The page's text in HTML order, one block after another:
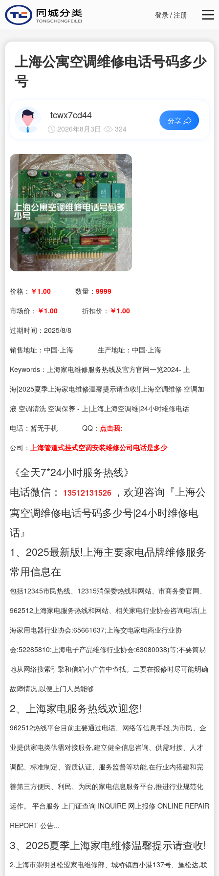
登录/注册
上海公寓空调维修电话号码多少
号
tcwx7cd44
2026年8月3日 324
分享
价格： ￥1.00 数量： 9999
市场价： ￥1.00 折扣价： ￥1.00
过期时间： 2025/8/8
销售地址：中国·上海
生产地址：中国·上海
Keywords：上海家电维修服务热线及官方官网一览2024- 上
海|2025夏季上海家电维修温馨提示请查收!|上海空调维修 空调加
液 空调清洗 空调保养 - 上|上海上海空调维|24小时维修电话
电话： 暂无手机 QQ： 点击我:
公司： 上海管道式挂式空调安装维修公司电话是多少
《全天7*24小时服务热线》
电话微信：
13512131526 ，欢迎咨询『上海公
寓空调维修电话号码多少号|24小时维修电
话』
1、2025最新版!上海主要家电品牌维修服务
常用信息在
包括12345市民热线、12315消保委热线和网站、市商务委官网、
962512上海家电服务热线和网站、相关家电行业协会咨询电话(上
海家用电器行业协会:65661637;上海交电家电商业行业协
会:52285810;上海电子产品维修行业协会:63080038)等;不要简易
地从网络搜索引擎和信箱小广告中查找。二要在报修时尽可能明确
故障情况,以便上门人员能够
2、上海家电服务热线欢迎您!
962512热线平台目前主要通过电话、网络等信息手段,为市民、企
业提供家电类供需对接服务,建立健全信息咨询、供需对接、人才
调配、标准制定、资质认证、服务监督等功能,在行业内搭建和完
善第三方便民、利民、为民的家电信息服务平台,推进行业规范化
运作。 平台服务 上门证查询 INQUIRE 网上报修 ONLINE REPAIR
REPORT 公告...
3、2025夏季上海家电维修温馨提示请查收!
2.上海市崇明县松盟家电维修部、城桥镇西小港137号、施松达,联